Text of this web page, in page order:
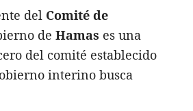
del Comité de
de Hamas es una
del comité establecido
interino busca